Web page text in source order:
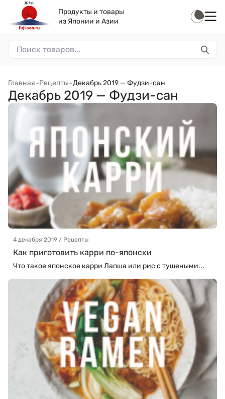
Продукты и товары
из Японии и Азии
Главная–Рецепты–Декабрь 2019 — Фудзи-сан
Декабрь 2019 — Фудзи-сан
4 декабря 2019 / Рецепты
Как приготовить карри по-японски
Что такое японское карри Лапша или рис с тушеными...